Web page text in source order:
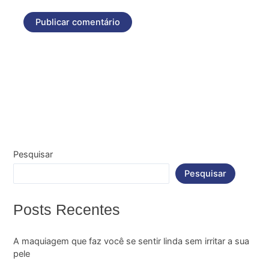
Pesquisar
Pesquisar
Posts Recentes
A maquiagem que faz você se sentir linda sem irritar a sua
pele